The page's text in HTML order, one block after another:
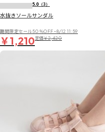
5.0 （3）
水抜きソールサンダル
期間限定セール50％OFF~8/12 11:59
￥1,210定価￥2,420